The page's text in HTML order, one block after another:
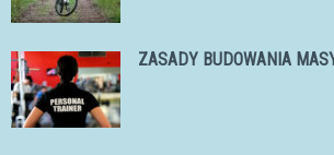
ZASADY BUDOWANIA